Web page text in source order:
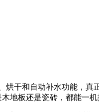
干和自动补水功能，
地板还是瓷砖，都能一机